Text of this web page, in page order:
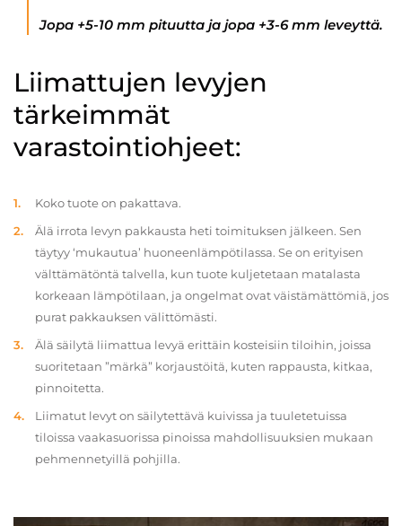
Jopa +5-10 mm pituutta ja jopa +3-6 mm leveyttä.
Liimattujen levyjen
tärkeimmät
varastointiohjeet:
Koko tuote on pakattava.
Älä irrota levyn pakkausta heti toimituksen jälkeen. Sen
täytyy ‘mukautua’ huoneenlämpötilassa. Se on erityisen
välttämätöntä talvella, kun tuote kuljetetaan matalasta
korkeaan lämpötilaan, ja ongelmat ovat väistämättömiä, jos
purat pakkauksen välittömästi.
Älä säilytä liimattua levyä erittäin kosteisiin tiloihin, joissa
suoritetaan ”märkä” korjaustöitä, kuten rappausta, kitkaa,
pinnoitetta.
Liimatut levyt on säilytettävä kuivissa ja tuuletetuissa
tiloissa vaakasuorissa pinoissa mahdollisuuksien mukaan
pehmennetyillä pohjilla.